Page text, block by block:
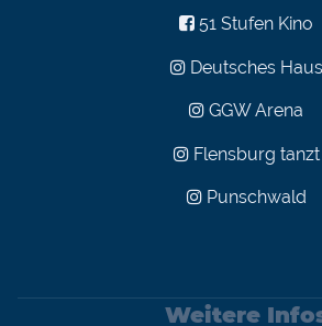
51 Stufen Kino
Deutsches Haus
GGW Arena
Flensburg tanzt
Punschwald
Weitere